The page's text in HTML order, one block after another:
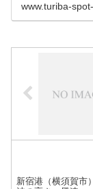
www.turiba-
新宿港（横須賀市